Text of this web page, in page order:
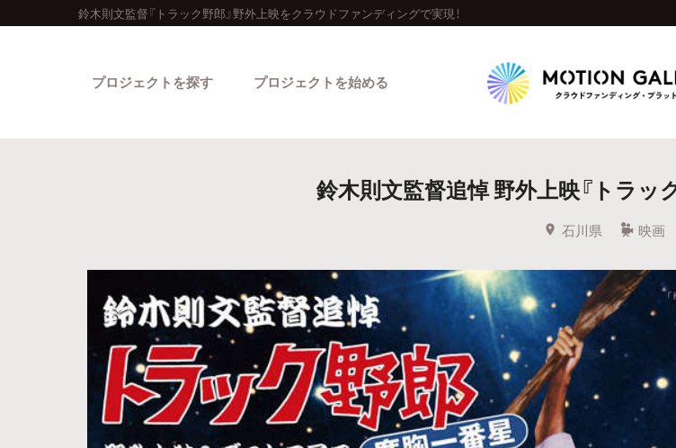
鈴木則文監督『トラック野郎』野外上映をクラウドファンディングで実現！
プロジェクトを探す
人気のプロジェクト 新着プロジェクト
Feature
カテゴリーから探す タグから探す キュレーターから探す
Legendary
最新達成プロジェクト
プロジェクトを始める
鈴木則文監督追悼 野外上映『トラッ
石川県 映画